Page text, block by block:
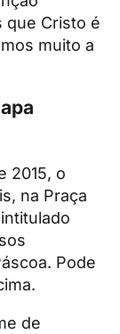
que Cristo é
muito a
2015, o
na Praça
Pode
de